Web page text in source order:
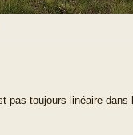
pas toujours linéaire